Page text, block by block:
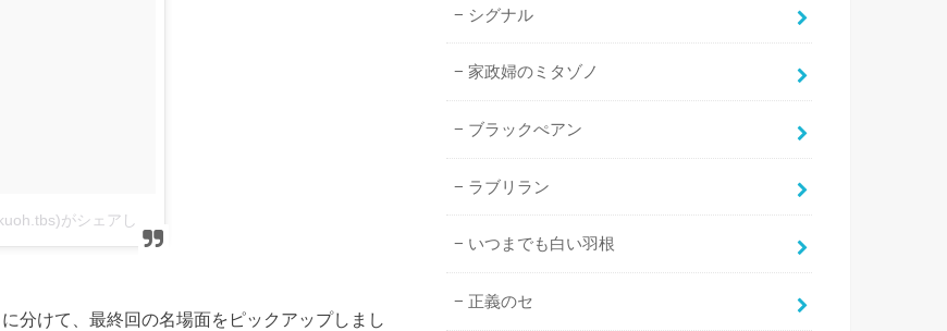
分けて、最終回の名場面をピックアップしまし
シグナル
家政婦のミタゾノ
ブラックぺアン
ラブリラン
いつまでも白い羽根
正義のセ